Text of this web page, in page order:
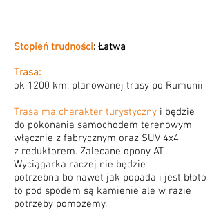
Stopień trudności: Łatwa
Trasa:
ok 1200 km. planowanej trasy po Rumunii
Trasa ma charakter turystyczny i będzie
do pokonania samochodem terenowym
włącznie z fabrycznym oraz SUV 4x4
z reduktorem. Zalecane opony AT.
Wyciągarka raczej nie będzie
potrzebna bo nawet jak popada i jest błoto
to pod spodem są kamienie ale w razie
potrzeby pomożemy.